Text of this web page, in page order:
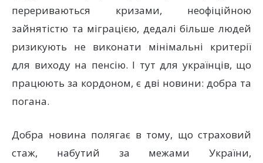
перериваються кризами, неофіційною
зайнятістю та міграцією, дедалі більше людей
ризикують не виконати мінімальні критерії
для виходу на пенсію. І тут для українців, що
працюють за кордоном, є дві новини: добра та
погана.
Добра новина полягає в тому, що страховий
стаж, набутий за межами України,